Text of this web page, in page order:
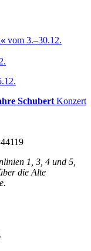
vom 3.–30.12.
Schubert Konzert
1, 3, 4 und 5,
die Alte